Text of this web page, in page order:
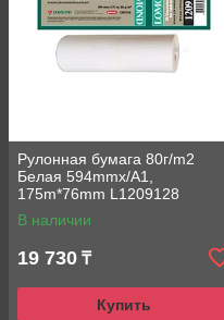
Рулонная бумага 80г/m2
Белая 594mmx/A1,
175m*76mm L1209128
Lomond Premium
универсальная печать
В наличии
19 730 ₸
Купить